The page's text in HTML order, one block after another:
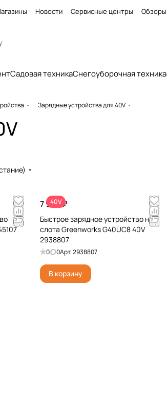
Новости Сервисные центры Обзоры
Садовая техникаСнегоуборочная техника
Зарядные устройства для 40V
40V
7 990 ₽
Быстрое зарядное устройство на 2
слота Greenworks G40UC8 40V
2938807
0 0Арт.2938807
В корзину